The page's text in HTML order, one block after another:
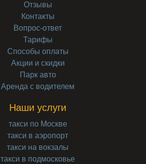
Отзывы
Контакты
Вопрос-ответ
Тарифы
Способы оплаты
Акции и скидки
Парк авто
Аренда с водителем
Наши услуги
такси по Москве
такси в аэропорт
такси на вокзалы
такси в подмосковье